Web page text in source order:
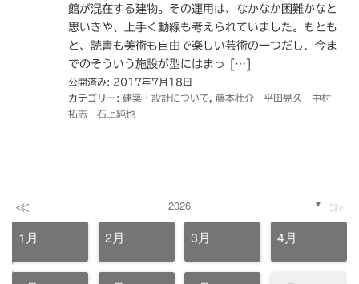
館が混在する建物。その運用は、なかなか困難かなと
思いきや、上手く動線も考えられていました。もとも
と、読書も美術も自由で楽しい芸術の一つだし、今ま
でのそういう施設が型にはまっ […]
公開済み: 2017年7月18日
カテゴリー: 建築・設計について
藤本壮介 平田晃久 中村
拓志 石上純也
≪ 2026 ▼ ≫
1月 2月 3月 4月